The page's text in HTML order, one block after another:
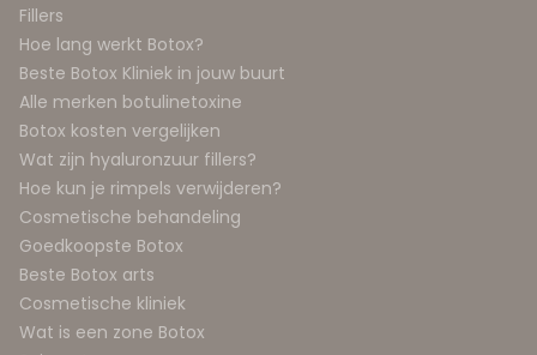
Fillers
Hoe lang werkt Botox?
Beste Botox Kliniek in jouw buurt
Alle merken botulinetoxine
Botox kosten vergelijken
Wat zijn hyaluronzuur fillers?
Hoe kun je rimpels verwijderen?
Cosmetische behandeling
Goedkoopste Botox
Beste Botox arts
Cosmetische kliniek
Wat is een zone Botox